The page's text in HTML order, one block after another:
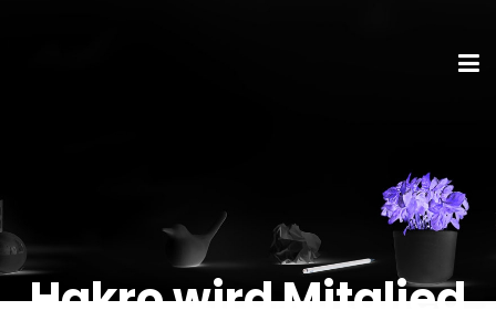
Hakro wird Mitglied